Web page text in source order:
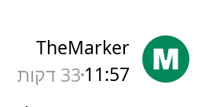
TheMarker
11:57 33 דקות